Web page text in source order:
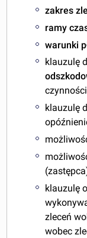
zakres
ramy
warunki
klauzulę
klauzulę
klauzulę
zleceń
wobec